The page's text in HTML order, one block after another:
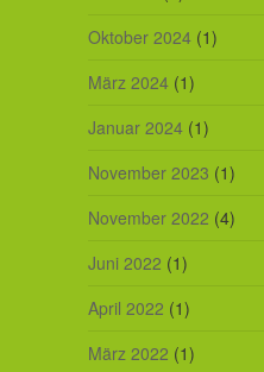
Oktober 2024(1)
März 2024(1)
Januar 2024(1)
November 2023 (1)
November 2022 (4)
Juni 2022 (1)
April 2022 (1)
März 2022 (1)